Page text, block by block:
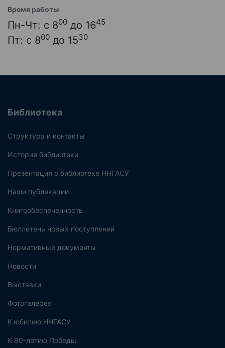
Время работы
Пн-Чт: с 800 до 1645
Пт: с 800 до 1530
Библиотека
Структура и контакты
История библиотеки
Презентация о библиотеке ННГАСУ
Наши публикации
Книгообеспеченность
Бюллетень новых поступлений
Нормативные документы
Новости
Выставки
Фотогалерея
К юбилею ННГАСУ
К 80-летию Победы